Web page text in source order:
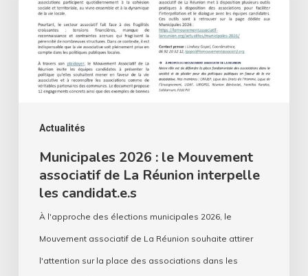
Actualités
Mouvement
associatif
interpelle
candidat.e.s
Municipales 2026 : le Mouvement
associatif de La Réunion interpelle
les candidat.e.s
À l'approche des élections municipales 2026, le
Mouvement associatif de La Réunion souhaite attirer
l'attention sur la place des associations dans les